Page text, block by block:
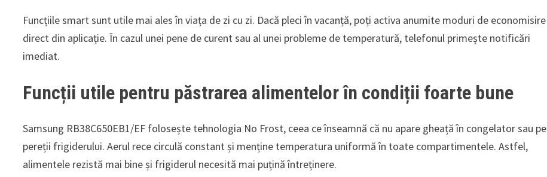
Funcțiile smart sunt utile mai ales în viața de zi cu zi. Dacă pleci în vacanță, poți activa anumite moduri de economisire
direct din aplicație. În cazul unei pene de curent sau al unei probleme de temperatură, telefonul primește notificări
imediat.
Funcții utile pentru păstrarea alimentelor în condiții foarte bune
Samsung RB38C650EB1/EF folosește tehnologia No Frost, ceea ce înseamnă că nu apare gheață în congelator sau pe
pereții frigiderului. Aerul rece circulă constant și menține temperatura uniformă în toate compartimentele. Astfel,
alimentele rezistă mai bine și frigiderul necesită mai puțină întreținere.